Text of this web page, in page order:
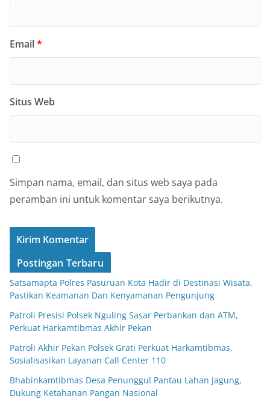
Email*
Situs Web
Simpan nama, email, dan situs web saya pada
peramban ini untuk komentar saya berikutnya.
Postingan Terbaru
Satsamapta Polres Pasuruan Kota Hadir di Destinasi Wisata,
Pastikan Keamanan Dan Kenyamanan Pengunjung
Patroli Presisi Polsek Nguling Sasar Perbankan dan ATM,
Perkuat Harkamtibmas Akhir Pekan
Patroli Akhir Pekan Polsek Grati Perkuat Harkamtibmas,
Sosialisasikan Layanan Call Center 110
Bhabinkamtibmas Desa Penunggul Pantau Lahan Jagung,
Dukung Ketahanan Pangan Nasional